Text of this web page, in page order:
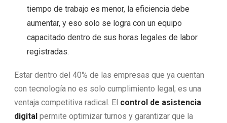
tiempo de trabajo es menor, la eficiencia debe
aumentar, y eso solo se logra con un equipo
capacitado dentro de sus horas legales de labor
registradas.
Estar dentro del 40% de las empresas que ya cuentan
con tecnología no es solo cumplimiento legal; es una
ventaja competitiva radical. El control de asistencia
digital permite optimizar turnos y garantizar que la